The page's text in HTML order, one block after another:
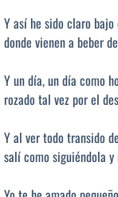
Y así he sido claro
donde vienen a beber
Y un día, un día como
rozado tal vez por el
Y al ver todo transido
salí como siguiéndola